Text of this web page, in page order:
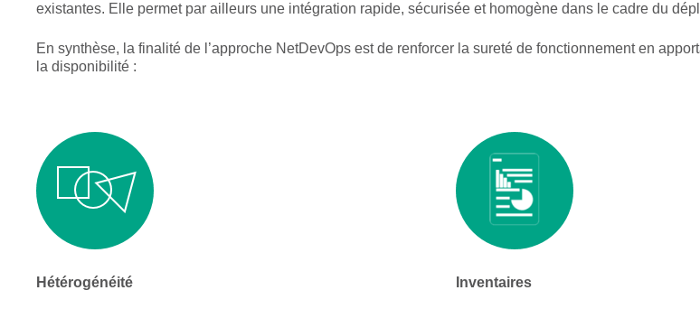
existantes. Elle permet par ailleurs une intégration rapide, sécurisée et homogène dans le cadre du
En synthèse, la finalité de l’approche NetDevOps est de renforcer la sureté de fonctionnement en
la disponibilité :
Hétérogénéité Inventaires